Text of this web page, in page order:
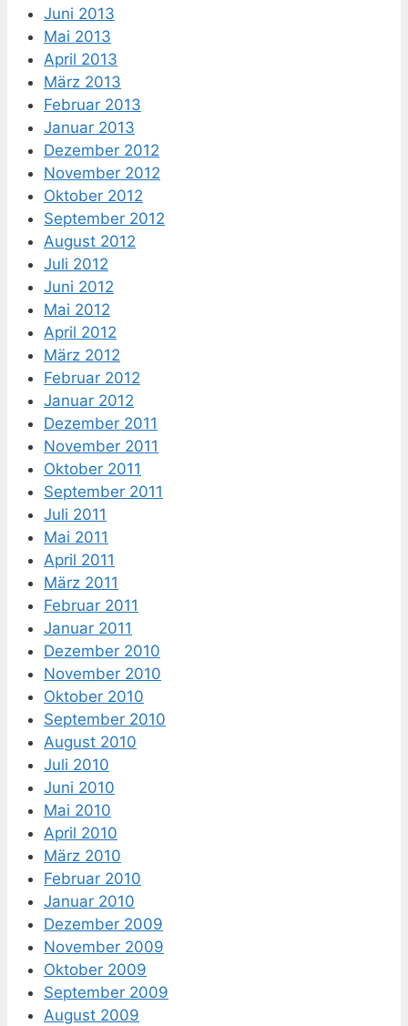
Juni 2013
Mai 2013
April 2013
März 2013
Februar 2013
Januar 2013
Dezember 2012
November 2012
Oktober 2012
September 2012
August 2012
Juli 2012
Juni 2012
Mai 2012
April 2012
März 2012
Februar 2012
Januar 2012
Dezember 2011
November 2011
Oktober 2011
September 2011
Juli 2011
Mai 2011
April 2011
März 2011
Februar 2011
Januar 2011
Dezember 2010
November 2010
Oktober 2010
September 2010
August 2010
Juli 2010
Juni 2010
Mai 2010
April 2010
März 2010
Februar 2010
Januar 2010
Dezember 2009
November 2009
Oktober 2009
September 2009
August 2009